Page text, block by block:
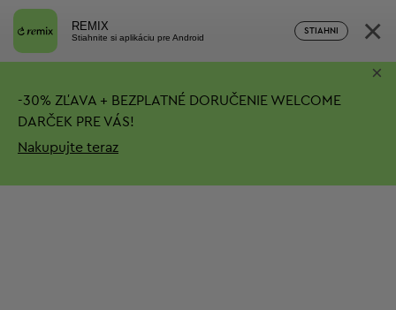
REMIX
Stiahnite si aplikáciu pre Android
STIAHNI ×
-30% ZĽAVA + BEZPLATNÉ DORUČENIE WELCOME
DARČEK PRE VÁS!
Nakupujte teraz
×